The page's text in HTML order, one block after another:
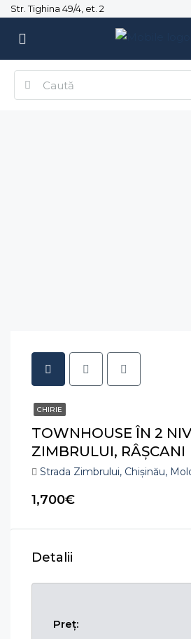
Str. Tighina 49/4, et. 2
CHIRIE
TOWNHOUSE ÎN 2
ZIMBRULUI, RÂȘCANI
Strada Zimbrului, Chișinău,
1,700€
Detalii
Preț: